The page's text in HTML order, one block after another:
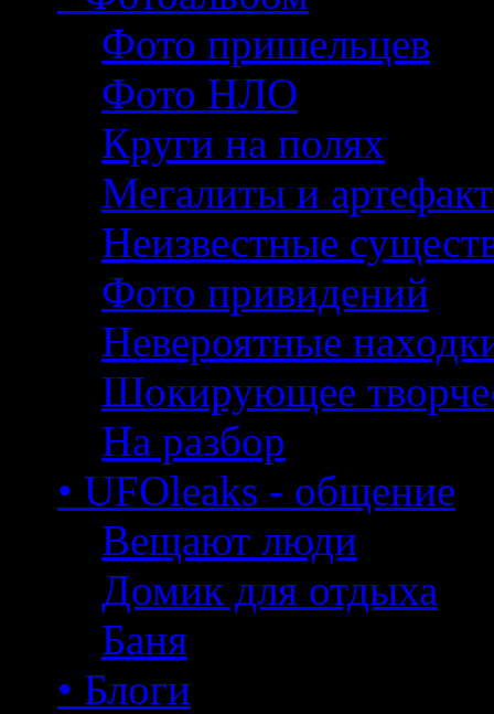
Фото пришельцев
Фото НЛО
Круги на полях
Мегалиты и
Неизвестные
Фото привидений
Невероятные
Шокирующее
На разбор
• UFOleaks - общение
Вещают люди
Домик для отдыха
Баня
• Блоги